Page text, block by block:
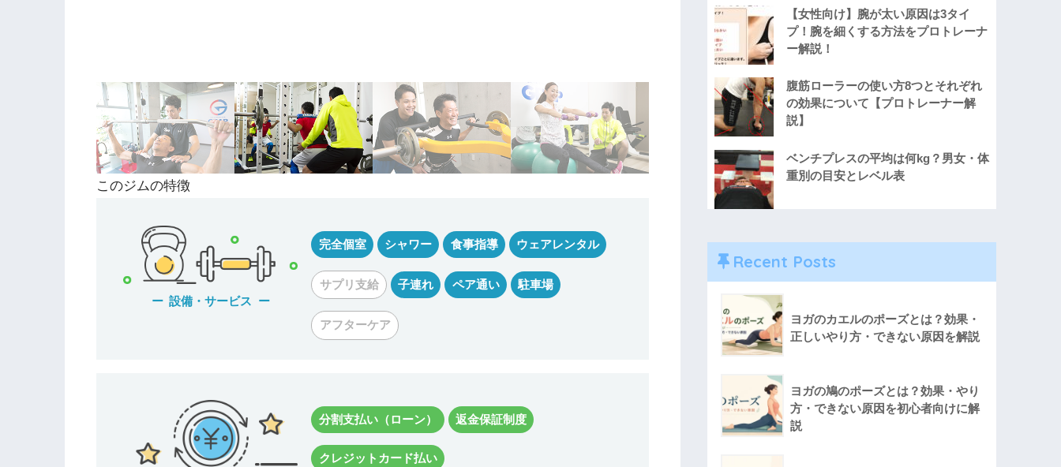
このジムの特徴
設備・サービス
完全個室 シャワー 食事指導 ウェアレンタル
サプリ支給 子連れ ペア通い 駐車場
アフターケア
分割支払い（ローン） 返金保証制度
クレジットカード払い
【女性向け】腕が太い原因は3タイ
プ！腕を細くする方法をプロトレーナ
ー解説！
腹筋ローラーの使い方8つとそれぞれ
の効果について【プロトレーナー解
説】
ベンチプレスの平均は何kg？男女・体
重別の目安とレベル表
Recent Posts
ヨガのカエルのポーズとは？効果・
正しいやり方・できない原因を解説
ヨガの鳩のポーズとは？効果・やり
方・できない原因を初心者向けに解
説